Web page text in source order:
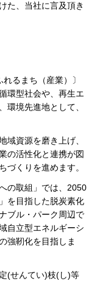
た、当社に言及頂き
るまち（産業）〕
環型社会や、再生エ
環境先進地として、
域資源を磨き上げ、
の活性化と連携が図
づくりを進めます。
の取組」では、2050
を目指した脱炭素化
ブル・パーク周辺で
自立型エネルギーシ
強靭化を目指しま
(せんてい)枝(し)等